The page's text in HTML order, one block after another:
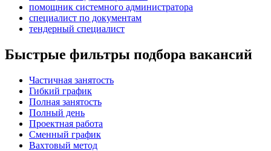
помощник системного администратора
специалист по документам
тендерный специалист
Быстрые фильтры подбора вакансий
Частичная занятость
Гибкий график
Полная занятость
Полный день
Проектная работа
Сменный график
Вахтовый метод